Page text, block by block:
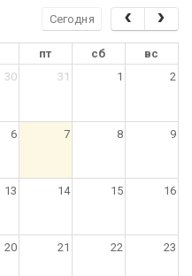
Сегодня
пт сб
вс
30 31 1 2
6 7 8 9
13 14 15 16
20 21 22 23